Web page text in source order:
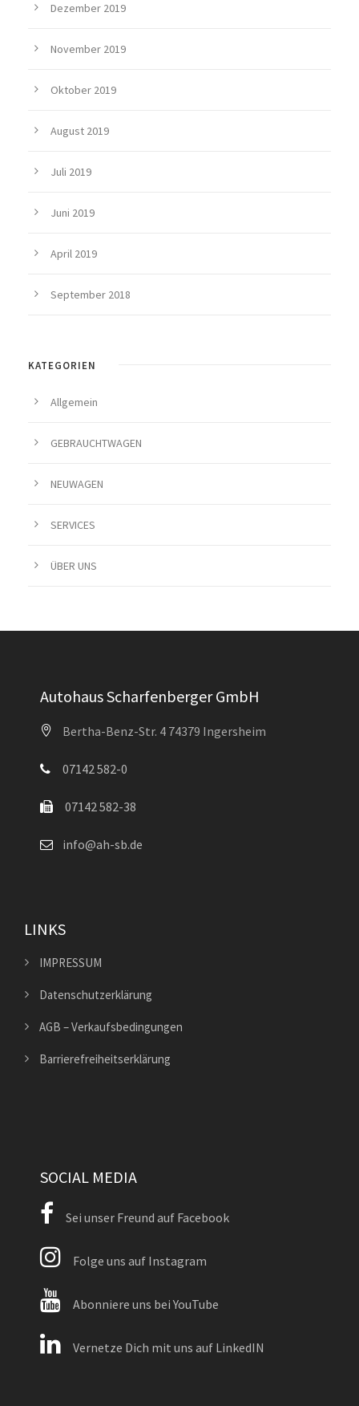
Dezember 2019
November 2019
Oktober 2019
August 2019
Juli 2019
Juni 2019
April 2019
September 2018
KATEGORIEN
Allgemein
GEBRAUCHTWAGEN
NEUWAGEN
SERVICES
ÜBER UNS
Autohaus Scharfenberger GmbH
Bertha-Benz-Str. 4 74379 Ingersheim
07142 582-0
07142 582-38
info@ah-sb.de
LINKS
IMPRESSUM
Datenschutzerklärung
AGB – Verkaufsbedingungen
Barrierefreiheitserklärung
SOCIAL MEDIA
Sei unser Freund auf Facebook
Folge uns auf Instagram
Abonniere uns bei YouTube
Vernetze Dich mit uns auf LinkedIN